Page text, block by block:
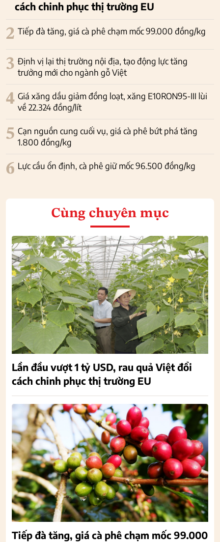
cách chinh phục thị trường EU
2 Tiếp đà tăng, giá cà phê chạm mốc 99.000 đồng/kg
3 Định vị lại thị trường nội địa, tạo động lực tăng
trưởng mới cho ngành gỗ Việt
4 Giá xăng dầu giảm đồng loạt, xăng E10RON95-III lùi
về 22.324 đồng/lít
5 Cạn nguồn cung cuối vụ, giá cà phê bứt phá tăng
1.800 đồng/kg
6 Lực cầu ổn định, cà phê giữ mốc 96.500 đồng/kg
Cùng chuyên mục
Lần đầu vượt 1 tỷ USD, rau quả Việt đổi
cách chinh phục thị trường EU
Tiếp đà tăng, giá cà phê chạm mốc 99.000